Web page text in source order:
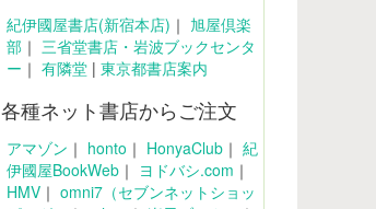
紀伊國屋書店(新宿本店) ｜ 旭屋倶楽
部｜ 三省堂書店・岩波ブックセンタ
ー ｜ 有隣堂| 東京都書店案内
各種ネット書店からご注文
アマゾン ｜ honto ｜ HonyaClub｜ 紀
伊國屋BookWeb｜ ヨドバシ.com ｜
HMV｜ omni7（セブンネットショッ